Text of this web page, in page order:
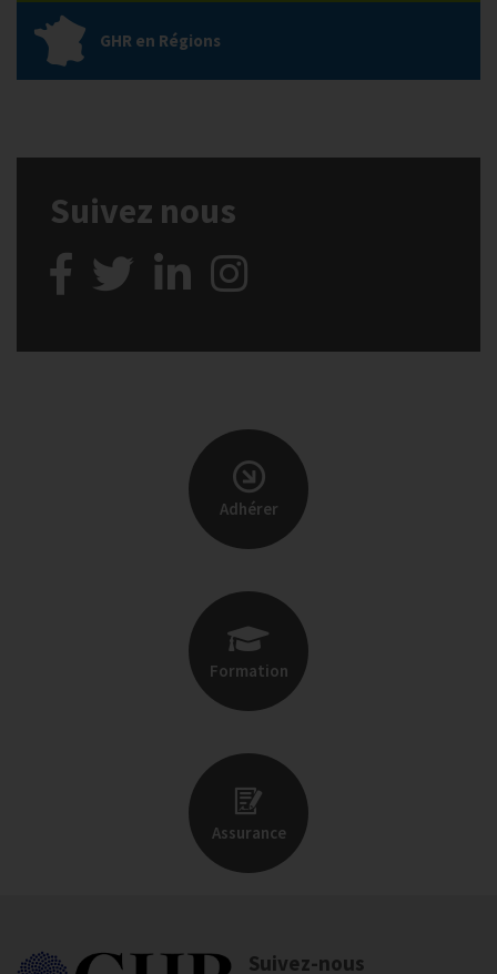
GHR en Régions
Suivez nous
Adhérer
Formation
Assurance
Suivez-nous